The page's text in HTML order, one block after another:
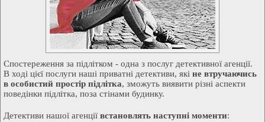
Спостереження за підлітком - одна з послуг детективної агенції.
В ході цієї послуги наші приватні детективи, які не втручаючись
в особистий простір підлітка, зможуть виявити різні аспекти
поведінки підлітка, поза стінами будинку.
Детективи нашої агенції встановлять наступні моменти: